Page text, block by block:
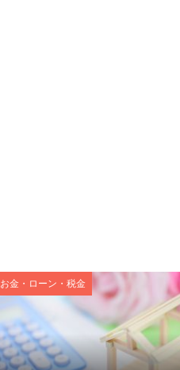
お金・ローン・税金